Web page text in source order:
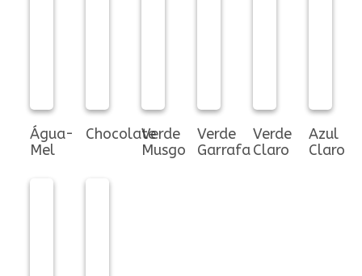
Água-
Mel
ChocolateVerde
Musgo
Verde
Garrafa
Verde
Claro
Azul
Claro